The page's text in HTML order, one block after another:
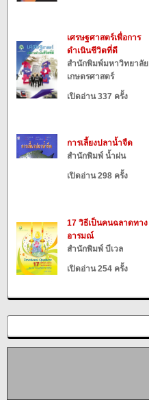
เศรษฐศาสตร์เพื่อการ
ดำเนินชีวิตที่ดี
สำนักพิมพ์มหาวิทยาลัย
เกษตรศาสตร์
เปิดอ่าน 337 ครั้ง
การเลี้ยงปลาน้ำจืด
สำนักพิมพ์ น้ำฝน
เปิดอ่าน 298 ครั้ง
17 วิธีเป็นคนฉลาดทาง
อารมณ์
สำนักพิมพ์ บีเวล
เปิดอ่าน 254 ครั้ง